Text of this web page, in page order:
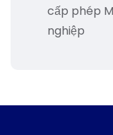
cấp phép
nghiệp